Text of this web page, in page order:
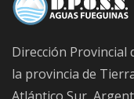
Dirección Provincial
la provincia de